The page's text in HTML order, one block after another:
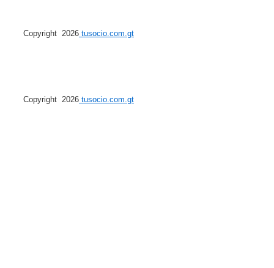
Copyright 2026 tusocio.com.gt
Copyright 2026 tusocio.com.gt